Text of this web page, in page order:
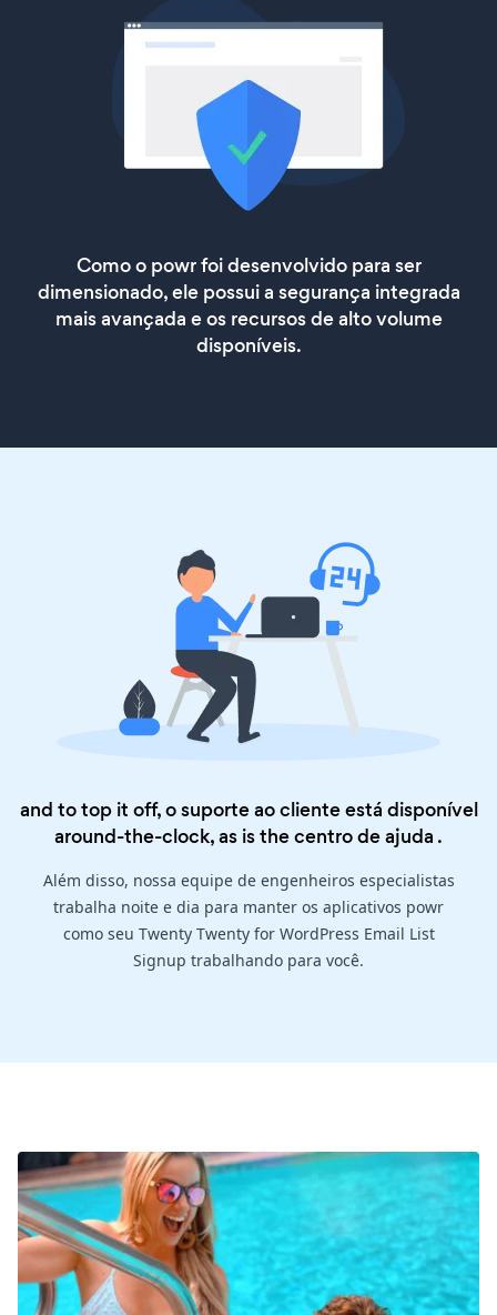
Como o powr foi desenvolvido para ser
dimensionado, ele possui a segurança integrada
mais avançada e os recursos de alto volume
disponíveis.
and to top it off, o suporte ao cliente está disponível
around-the-clock, as is thecentro de ajuda .
Além disso, nossa equipe de engenheiros especialistas
trabalha noite e dia para manter os aplicativos powr
como seu Twenty Twenty for WordPress Email List
Signup trabalhando para você.